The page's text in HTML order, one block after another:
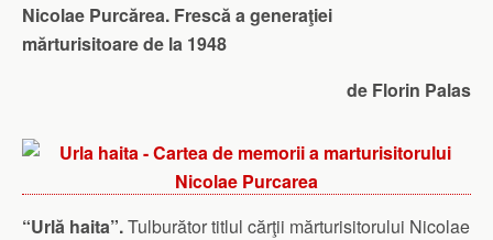
Nicolae Purcărea. Frescă a generaţiei
mărturisitoare de la 1948
de Florin Palas
“Urlă haita”.Tulburător titlul cărţii mărturisitorului Nicolae